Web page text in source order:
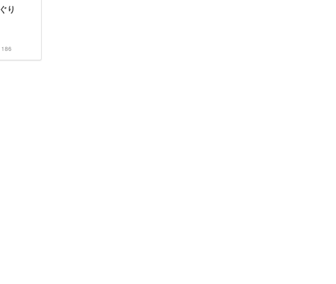
り
186